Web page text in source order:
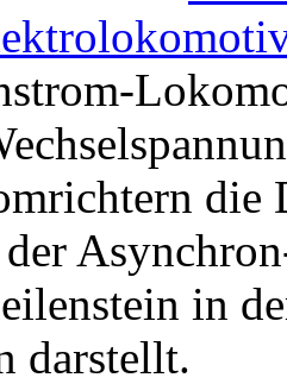
die
in
darstellt.